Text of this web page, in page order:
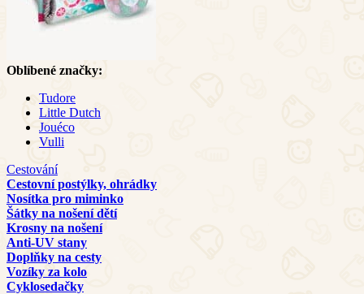
Oblíbené značky:
Tudore
Little Dutch
Jouéco
Vulli
Cestování
Cestovní postýlky, ohrádky
Nosítka pro miminko
Šátky na nošení dětí
Krosny na nošení
Anti-UV stany
Doplňky na cesty
Vozíky za kolo
Cyklosedačky